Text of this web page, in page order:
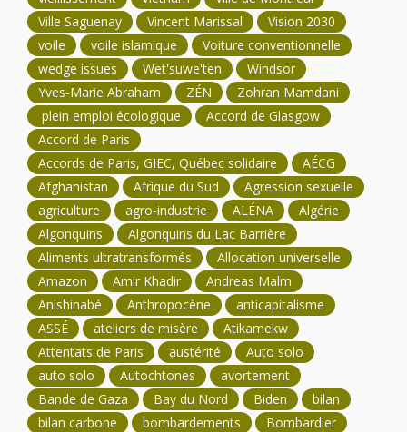
Ville Saguenay
Vincent Marissal
Vision 2030
voile
voile islamique
Voiture conventionnelle
wedge issues
Wet'suwe'ten
Windsor
Yves-Marie Abraham
ZÉN
Zohran Mamdani
plein emploi écologique
Accord de Glasgow
Accord de Paris
Accords de Paris, GIEC, Québec solidaire
AÉCG
Afghanistan
Afrique du Sud
Agression sexuelle
agriculture
agro-industrie ALÉNA
Algérie
Algonquins
Algonquins du Lac Barrière
Aliments ultratransformés
Allocation universelle
Amazon
Amir Khadir
Andreas Malm
Anishinabé
Anthropocène
anticapitalisme
ASSÉ
ateliers de misère
Atikamekw
Attentats de Paris
austérité
Auto solo
auto solo
Autochtones
avortement
Bande de Gaza
Bay du Nord Biden
bilan
bilan carbone
bombardements Bombardier